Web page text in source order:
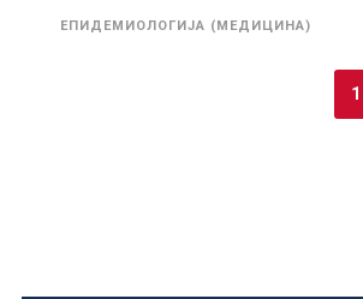
ЕПИДЕМИОЛОГИЈА (МЕДИЦИНА)
1